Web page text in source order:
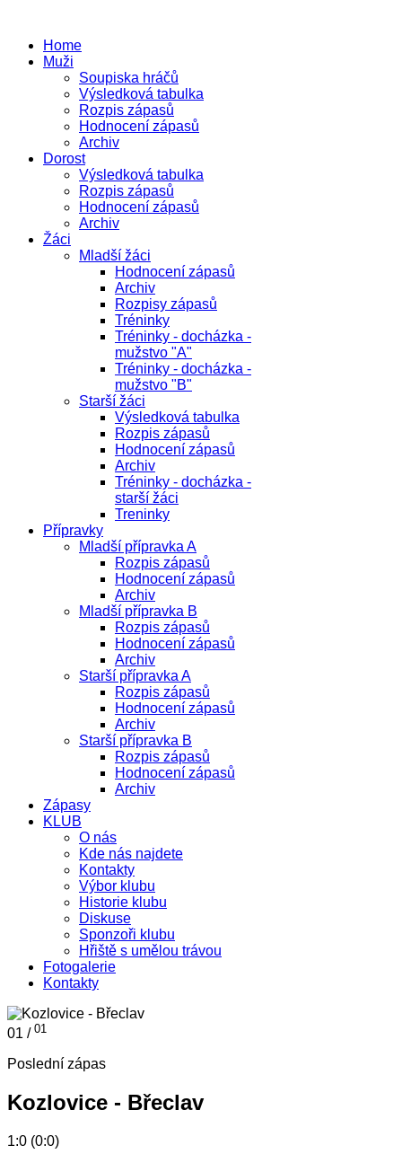
Home
Muži
Soupiska hráčů
Výsledková tabulka
Rozpis zápasů
Hodnocení zápasů
Archiv
Dorost
Výsledková tabulka
Rozpis zápasů
Hodnocení zápasů
Archiv
Žáci
Mladší žáci
Hodnocení zápasů
Archiv
Rozpisy zápasů
Tréninky
Tréninky - docházka -
mužstvo "A"
Tréninky - docházka -
mužstvo "B"
Starší žáci
Výsledková tabulka
Rozpis zápasů
Hodnocení zápasů
Archiv
Tréninky - docházka -
starší žáci
Treninky
Přípravky
Mladší přípravka A
Rozpis zápasů
Hodnocení zápasů
Archiv
Mladší přípravka B
Rozpis zápasů
Hodnocení zápasů
Archiv
Starší přípravka A
Rozpis zápasů
Hodnocení zápasů
Archiv
Starší přípravka B
Rozpis zápasů
Hodnocení zápasů
Archiv
Zápasy
KLUB
O nás
Kde nás najdete
Kontakty
Výbor klubu
Historie klubu
Diskuse
Sponzoři klubu
Hřiště s umělou trávou
Fotogalerie
Kontakty
01 / 01
Poslední zápas
Kozlovice - Břeclav
1:0 (0:0)